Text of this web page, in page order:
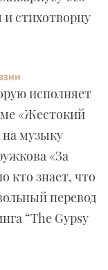
стихотворцу
исполняет
«Жестокий
музыку
«За
кто знает, что
перевод
“The Gypsy